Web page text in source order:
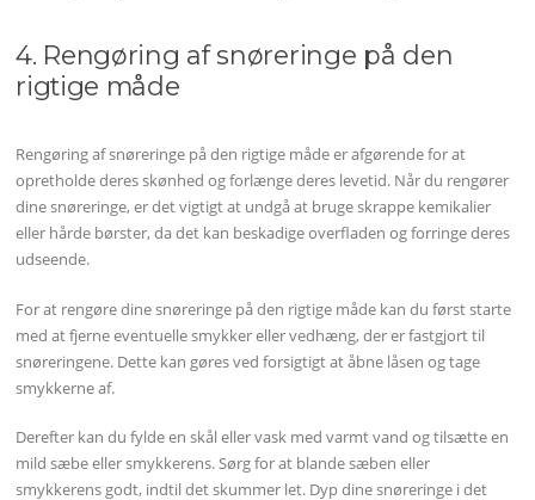
4. Rengøring af snøreringe på den
rigtige måde
Rengøring af snøreringe på den rigtige måde er afgørende for at
opretholde deres skønhed og forlænge deres levetid. Når du rengører
dine snøreringe, er det vigtigt at undgå at bruge skrappe kemikalier
eller hårde børster, da det kan beskadige overfladen og forringe deres
udseende.
For at rengøre dine snøreringe på den rigtige måde kan du først starte
med at fjerne eventuelle smykker eller vedhæng, der er fastgjort til
snøreringene. Dette kan gøres ved forsigtigt at åbne låsen og tage
smykkerne af.
Derefter kan du fylde en skål eller vask med varmt vand og tilsætte en
mild sæbe eller smykkerens. Sørg for at blande sæben eller
smykkerens godt, indtil det skummer let. Dyp dine snøreringe i det